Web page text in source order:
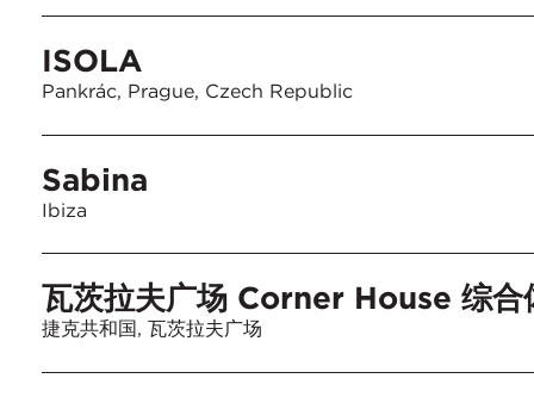
ISOLA
Pankrác, Prague, Czech Republic
Sabina
Ibiza
瓦茨拉夫广场 Corner House 综合
捷克共和国, 瓦茨拉夫广场